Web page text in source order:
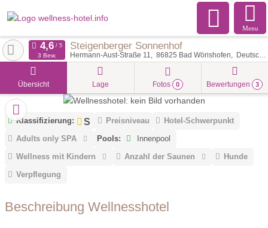
Menu
Steigenberger Sonnenhof
Hermann-Aust-Straße 11 86825 Bad Wörishofen Deutschland
3 Bew.
Übersicht Lage Fotos 0 Bewertungen 3
Klassifizierung: Preisniveau
Hotel-Schwerpunkt
Adults only SPA
Pools:
Innenpool
Wellness mit Kindern
Anzahl der Saunen
Hunde
Verpflegung
Beschreibung Wellnesshotel